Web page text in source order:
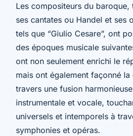
Les compositeurs du baroque,
ses cantates ou Handel et ses
tels que “Giulio Cesare”, ont
des époques musicale
ont non seulement enrichi le
mais ont également façonné
travers une fusion
instrumentale et vocale,
universels et intemporels à
symphonies et opéras.